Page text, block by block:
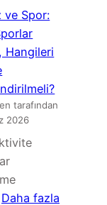
ve Spor:
Hangileri
tarafından
2026
Daha fazla